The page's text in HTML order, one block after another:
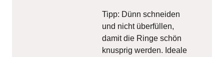
Tipp: Dünn schneiden
und nicht überfüllen,
damit die Ringe schön
knusprig werden. Ideale